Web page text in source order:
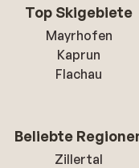
Top Skigebiete
Mayrhofen
Kaprun
Flachau
Beliebte
Zillertal